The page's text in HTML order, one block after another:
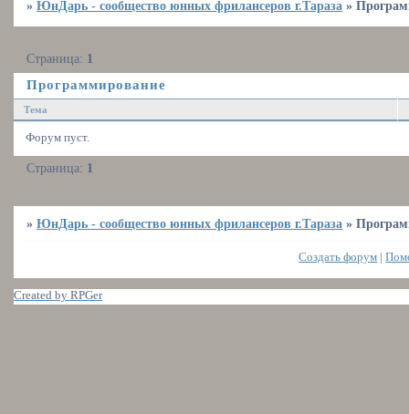
»ЮнДарь - сообщество юнных фрилансеров г.Тараза »
Программирование
Страница: 1
Тема
Форум пуст.
Страница: 1
»ЮнДарь - сообщество юнных фрилансеров г.Тараза »
Создать форум |
Created by RPGer